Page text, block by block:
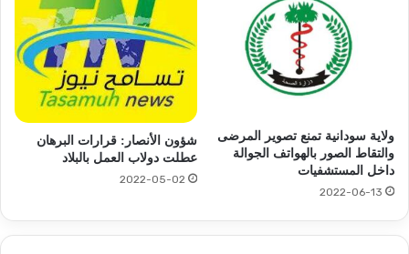
ولاية سودانية تمنع تصوير المرضى
والتقاط الصور بالهواتف الجوالة
داخل المستشفيات
2022-06-13
شؤون الأنصار: قرارات البرهان
عطلت دولاب العمل بالبلاد
2022-05-02